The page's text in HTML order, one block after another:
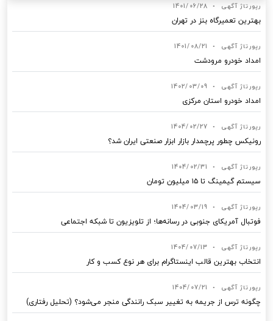
رپورتاژ آگهی •
1401/06/28
بهترین تعمیرگاه بنز در تهران
رپورتاژ آگهی •
1401/08/21
امداد خودرو مرودشت
رپورتاژ آگهی •
1402/03/09
امداد خودرو استان مرکزی
رپورتاژ آگهی •
1404/02/27
رونیکس چطور پرچمدار بازار ابزار صنعتی ایران شد؟
رپورتاژ آگهی •
1404/02/31
سیستم گیمینگ تا ۱۵ میلیون تومان
رپورتاژ آگهی •
1404/03/19
فوتبال آمریکای جنوبی در رسانه‌ها؛ از تلویزیون تا شبکه اجتماعی
رپورتاژ آگهی •
1404/07/13
انتخاب بهترین قالب‌ اینستاگرام برای هر نوع کسب‌ و کار
رپورتاژ آگهی •
1404/07/21
چگونه ترس از جریمه به تغییر سبک رانندگی منجر می‌شود؟ (تحلیل رفتاری)